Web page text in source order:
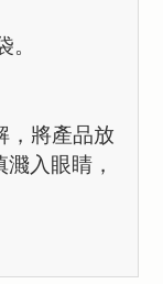
。
將產品放
入眼睛，